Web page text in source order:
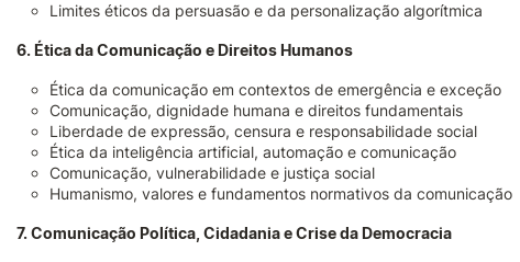
Limites éticos da persuasão e da personalização algorítmica
6. Ética da Comunicação e Direitos Humanos
Ética da comunicação em contextos de emergência e exceção
Comunicação, dignidade humana e direitos fundamentais
Liberdade de expressão, censura e responsabilidade social
Ética da inteligência artificial, automação e comunicação
Comunicação, vulnerabilidade e justiça social
Humanismo, valores e fundamentos normativos da comunicação
7. Comunicação Política, Cidadania e Crise da Democracia